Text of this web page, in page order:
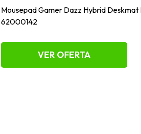
Mousepad Gamer Dazz Hybrid
62000142
VER OFERTA